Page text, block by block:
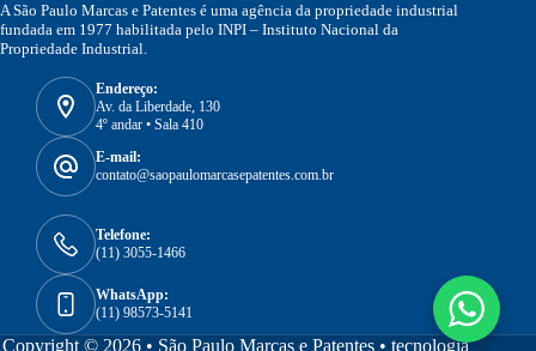
A São Paulo Marcas e Patentes é uma agência da propriedade industrial
fundada em 1977 habilitada pelo INPI – Instituto Nacional da
Propriedade Industrial.
Endereço:
Av. da Liberdade, 130
4º andar • Sala 410
E-mail:
contato@saopaulomarcasepatentes.com.br
Telefone:
(11) 3055-1466
WhatsApp:
(11) 98573-5141
Copyright © 2026 • São Paulo Marcas e Patentes •tecnologia